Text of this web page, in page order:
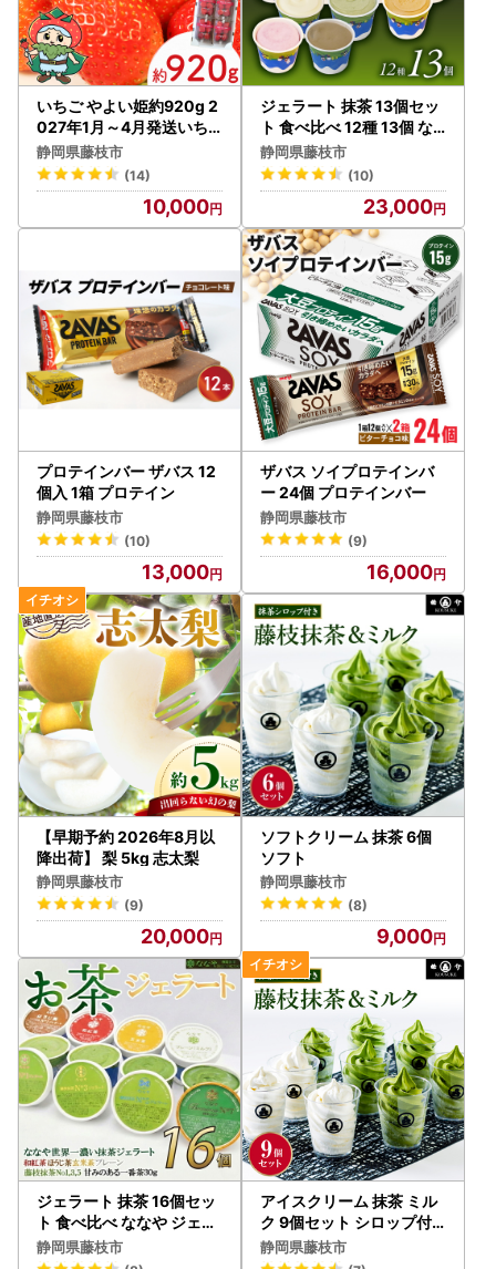
いちご やよい姫約920g 2
027年1月～4月発送いち
ご
静岡県藤枝市
(14)
10,000
ジェラート 抹茶 13個セッ
ト 食べ比べ 12種 13個 な
なや ジェラート
静岡県藤枝市
(10)
23,000
プロテインバー ザバス 12
個入 1箱 プロテイン
静岡県藤枝市
(10)
13,000
ザバス ソイプロテインバ
ー 24個 プロテインバー
静岡県藤枝市
(9)
16,000
【早期予約 2026年8月以
降出荷】 梨 5kg 志太梨
静岡県藤枝市
(9)
20,000
ソフトクリーム 抹茶 6個
ソフト
静岡県藤枝市
(8)
9,000
ジェラート 抹茶 16個セッ
ト 食べ比べ ななや ジェラ
ート
静岡県藤枝市
アイスクリーム 抹茶 ミル
ク 9個セット シロップ付
き アイス
静岡県藤枝市